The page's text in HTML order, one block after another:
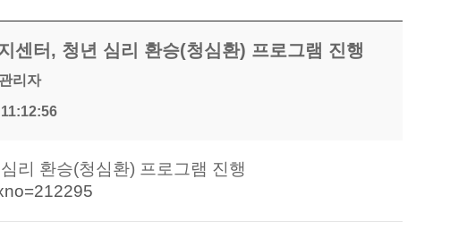
센터, 청년 심리 환승(청심환) 프로그램 진행
리자
리 환승(청심환) 프로그램 진행